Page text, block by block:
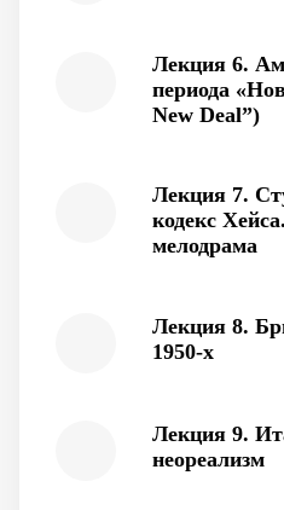
Лекция 6.
периода
New Deal”)
Лекция 7.
кодекс
мелодрама
Лекция 8.
1950-х
Лекция 9.
неореализм